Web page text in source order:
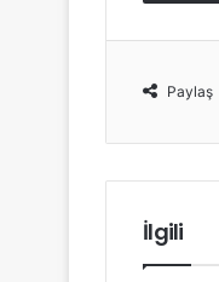
Paylaş
İlgili